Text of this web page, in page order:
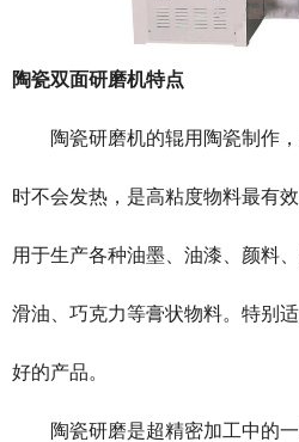
陶瓷双面研磨机特点
陶瓷研磨机的辊用陶瓷制作
时不会发热，是高粘度物料最有
用于生产各种油墨、油漆、颜料
滑油、巧克力等膏状物料。特别
好的产品。
陶瓷研磨是超精密加工中的